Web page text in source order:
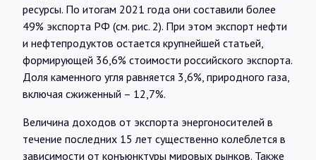
ресурсы. По итогам 2021 года они составили более
49% экспорта РФ (см. рис. 2). При этом экспорт нефти
и нефтепродуктов остается крупнейшей статьей,
формирующей 36,6% стоимости российского экспорта.
Доля каменного угля равняется 3,6%, природного газа,
включая сжиженный – 12,7%.
Величина доходов от экспорта энергоносителей в
течение последних 15 лет существенно колеблется в
зависимости от конъюнктуры мировых рынков. Также